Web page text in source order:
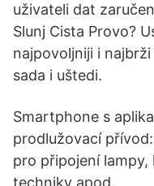
uživateli dat
Slunj Cista Provo?
najpovoljniji i
sada i uštedi.
Smartphone s
prodlužovací
pro připojení lampy,
techniky apod.